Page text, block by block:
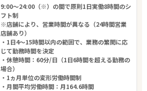
9:00～24:00（※）の間で原則1日実働8時間のシ
フト制
※店舗により、営業時間が異なる（24時間営業
店舗あり）
・1日4～15時間以内の範囲で、業務の繁閑に応
じて勤務時間を決定
・休憩時間：60分/日（1日6時間を超える勤務の
場合）
・1ヵ月単位の変形労働時間制
・月間平均労働時間：月164.6時間